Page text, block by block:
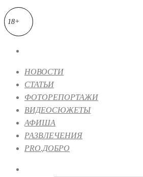
18+
НОВОСТИ
СТАТЬИ
ФОТОРЕПОРТАЖИ
ВИДЕОСЮЖЕТЫ
АФИША
РАЗВЛЕЧЕНИЯ
PRO.ДОБРО